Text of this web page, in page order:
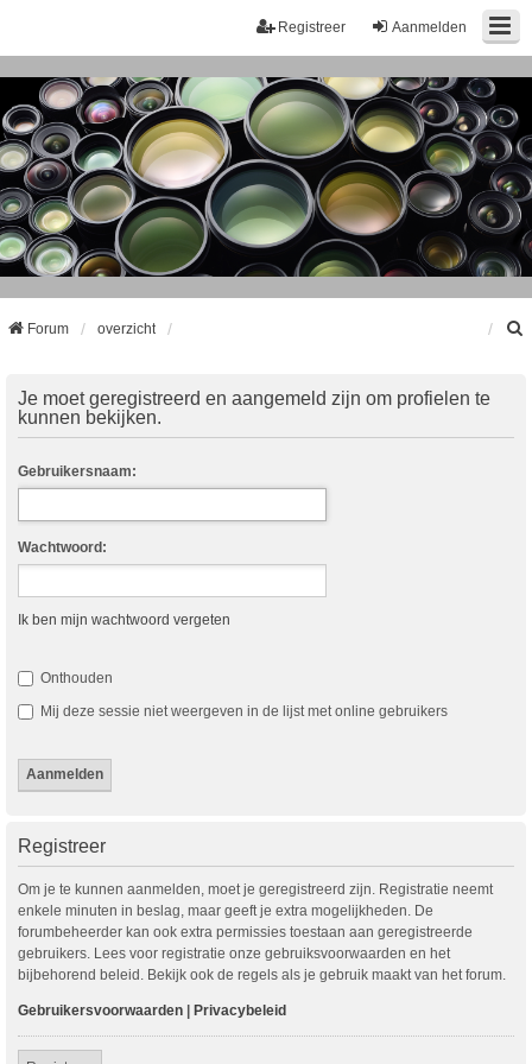
Aanmelden
Registreer
Forum overzicht
Je moet geregistreerd en aangemeld zijn om profielen te
kunnen bekijken.
Gebruikersnaam:
Wachtwoord:
Ik ben mijn wachtwoord vergeten
Onthouden
Mij deze sessie niet weergeven in de lijst met online gebruikers
Registreer
Om je te kunnen aanmelden, moet je geregistreerd zijn. Registratie neemt
enkele minuten in beslag, maar geeft je extra mogelijkheden. De
forumbeheerder kan ook extra permissies toestaan aan geregistreerde
gebruikers. Lees voor registratie onze gebruiksvoorwaarden en het
bijbehorend beleid. Bekijk ook de regels als je gebruik maakt van het forum.
Gebruikersvoorwaarden | Privacybeleid